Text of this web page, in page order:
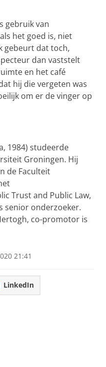
gebruik van
het goed is, niet
gebeurt dat toch,
dan vaststelt
en het café
hij die vergeten was
om er de vinger op
1984) studeerde
Groningen. Hij
de Faculteit
Trust and Public Law,
senior onderzoeker.
co-promotor is
21:41
LinkedIn